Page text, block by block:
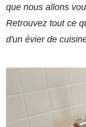
que nous allons
Retrouvez tout ce
d'un évier de